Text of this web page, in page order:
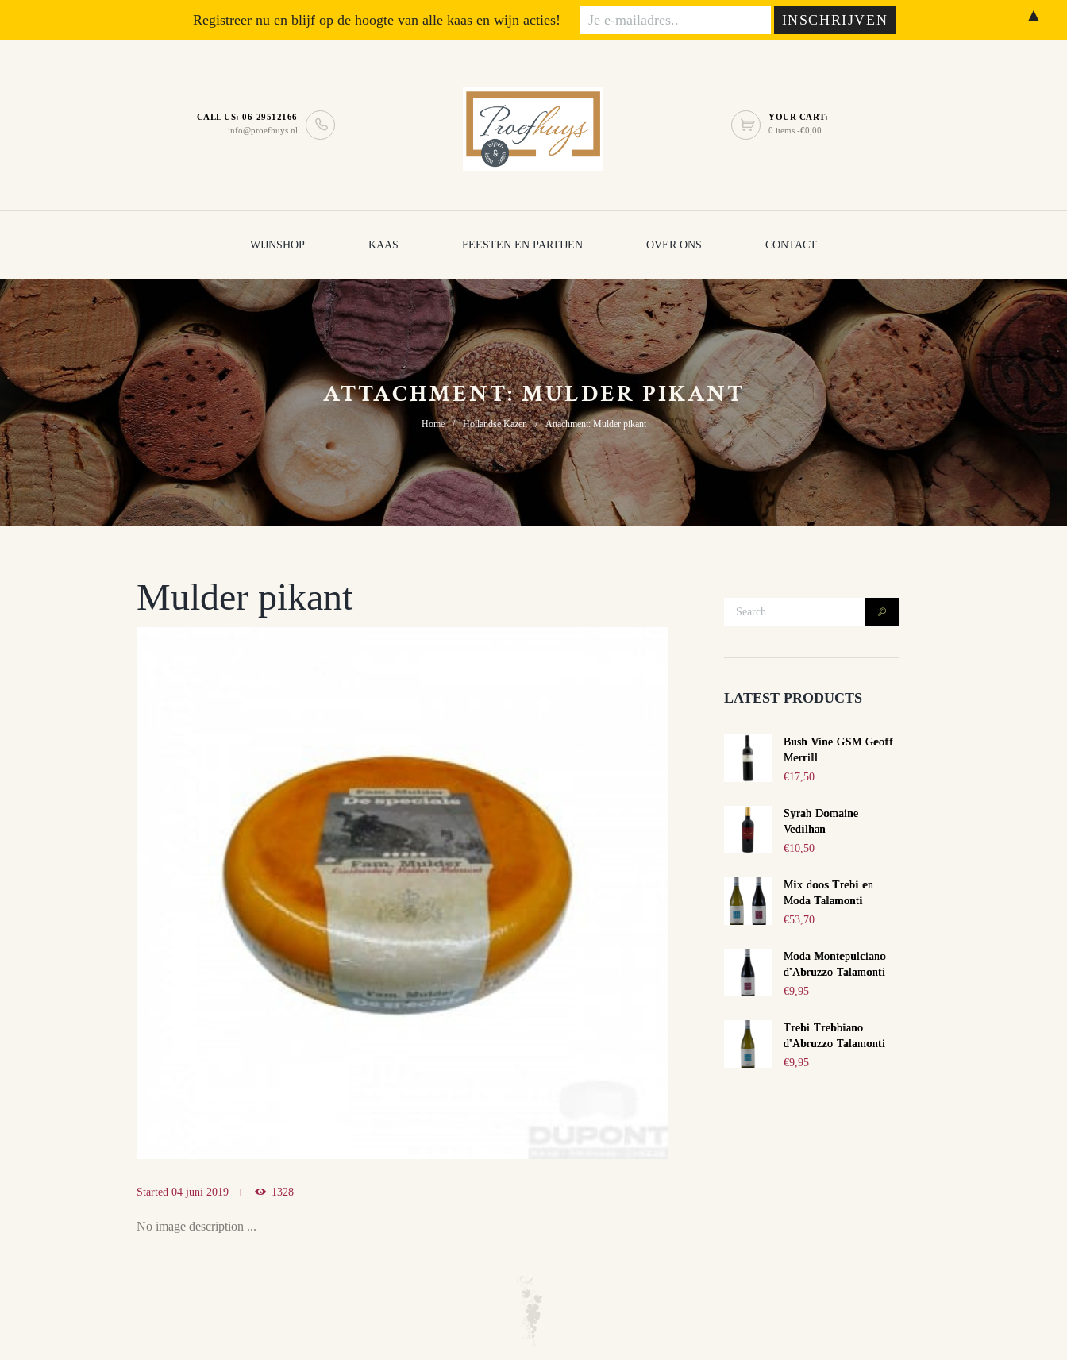
CALL US: 06-29512166
info@proefhuys.nl
YOUR CART:
0 items -€0,00
WIJNSHOP KAAS FEESTEN EN PARTIJEN OVER ONS CONTACT
ATTACHMENT: MULDER PIKANT
Home Hollandse Kazen Attachment: Mulder pikant
Mulder pikant
Next item
Klaver kaas sikkepit
Started 04 juni 2019 1328
No image description ...
LATEST PRODUCTS
Bush Vine GSM Geoff
Merrill
€17,50
Syrah Domaine
Vedilhan
€10,50
Mix doos Trebi en
Moda Talamonti
€53,70
Moda Montepulciano
d'Abruzzo Talamonti
€9,95
Trebi Trebbiano
d'Abruzzo Talamonti
€9,95
Registreer nu en blijf op de hoogte van alle kaas en wijn acties! ▲